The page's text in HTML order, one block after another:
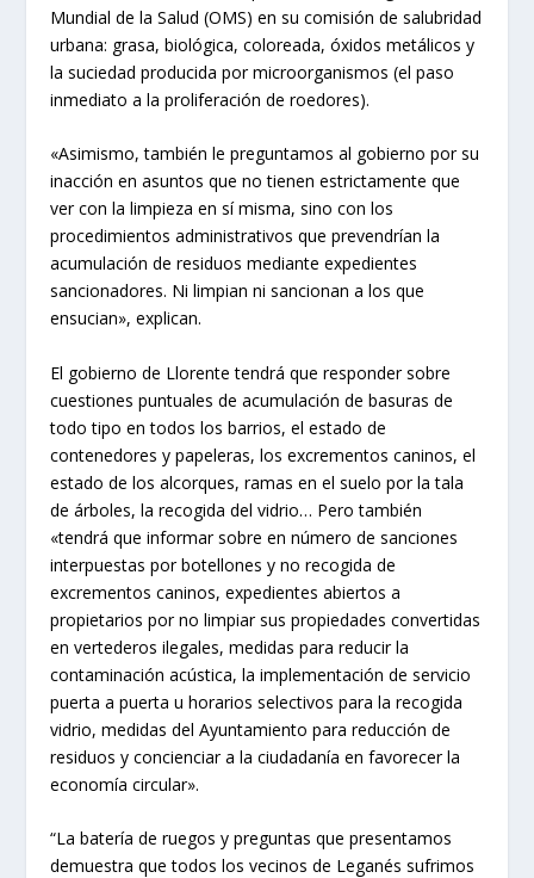
Mundial de la Salud (OMS) en su comisión de salubridad
urbana: grasa, biológica, coloreada, óxidos metálicos y
la suciedad producida por microorganismos (el paso
inmediato a la proliferación de roedores).
«Asimismo, también le preguntamos al gobierno por su
inacción en asuntos que no tienen estrictamente que
ver con la limpieza en sí misma, sino con los
procedimientos administrativos que prevendrían la
acumulación de residuos mediante expedientes
sancionadores. Ni limpian ni sancionan a los que
ensucian», explican.
El gobierno de Llorente tendrá que responder sobre
cuestiones puntuales de acumulación de basuras de
todo tipo en todos los barrios, el estado de
contenedores y papeleras, los excrementos caninos, el
estado de los alcorques, ramas en el suelo por la tala
de árboles, la recogida del vidrio… Pero también
«tendrá que informar sobre en número desanciones
interpuestas por botellones y no recogida de
excrementos caninos, expedientes abiertos a
propietarios por no limpiar sus propiedades convertidas
en vertederos ilegales, medidas para reducir la
contaminación acústica, la implementación de servicio
puerta a puerta u horarios selectivos para la recogida
vidrio, medidas del Ayuntamiento para reducción de
residuos y concienciar a la ciudadanía en favorecer la
economía circular».
“La batería de ruegos y preguntas que presentamos
demuestra que todos los vecinos de Leganés sufrimos